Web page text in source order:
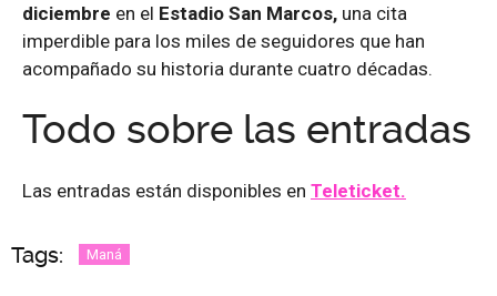
diciembre en el Estadio San Marcos, una cita
imperdible para los miles de seguidores que han
acompañado su historia durante cuatro décadas.
Todo sobre las entradas
Las entradas están disponibles en Teleticket.
Tags: Maná